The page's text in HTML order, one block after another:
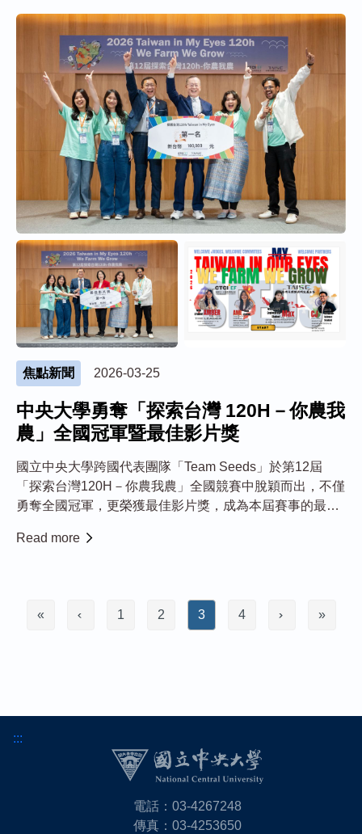
焦點新聞 2026-03-25
中央大學勇奪「探索台灣 120H－你農我
農」全國冠軍暨最佳影片獎
國立中央大學跨國代表團隊「Team Seeds」於第12屆
「探索台灣120H－你農我農」全國競賽中脫穎而出，不僅
勇奪全國冠軍，更榮獲最佳影片獎，成為本屆賽事的最大
力。 本屆競賽由中鼎教育基金會與台灣永續能源研究基金
Read more
« 1 2 3 4 »
:::
電話：03-4267248
傳真：03-4253650